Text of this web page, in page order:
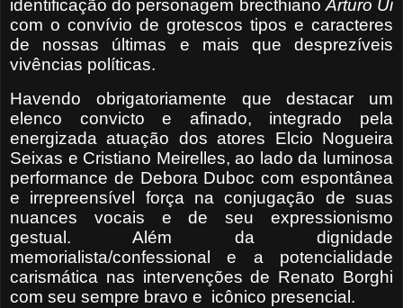
identificação do personagem brecthianoArturo Ui
com o convívio de grotescos tipos e caracteres
de nossas últimas e mais que desprezíveis
vivências políticas.
Havendo obrigatoriamente que destacar um
elenco convicto e afinado, integrado pela
energizada atuação dos atores Elcio Nogueira
Seixas e Cristiano Meirelles, ao lado da luminosa
performance de Debora Duboc com espontânea
e irrepreensível força na conjugação de suas
nuances vocais e de seu expressionismo
gestual. Além da dignidade
memorialista/confessional e a potencialidade
carismática nas intervenções de Renato Borghi
com seu sempre bravo e icônico presencial.